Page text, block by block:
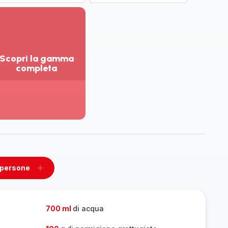
Scopri la gamma
completa
Aggiungi
700 ml di acqua